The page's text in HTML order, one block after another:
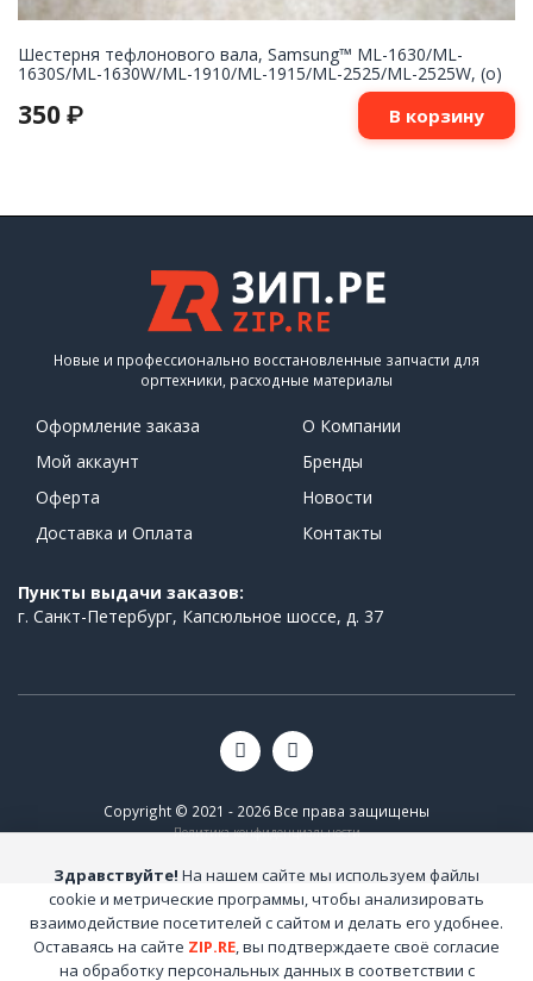
Шестерня тефлонового вала, Samsung™ ML-1630/ML-
1630S/ML-1630W/ML-1910/ML-1915/ML-2525/ML-2525W, (о)
350 ₽ В корзину
Новые и профессионально восстановленные запчасти для
оргтехники, расходные материалы
Оформление заказа
Мой аккаунт
Оферта
Доставка и Оплата
О Компании
Бренды
Новости
Контакты
Пункты выдачи заказов:
г. Санкт-Петербург, Капсюльное шоссе, д. 37
Copyright © 2021 - 2026 Все права защищены
Политика конфиденциальности
Здравствуйте! На нашем сайте мы используем файлы
cookie и метрические программы, чтобы анализировать
взаимодействие посетителей с сайтом и делать его удобнее.
Оставаясь на сайте ZIP.RE, вы подтверждаете своё согласие
на обработку персональных данных в соответствии с